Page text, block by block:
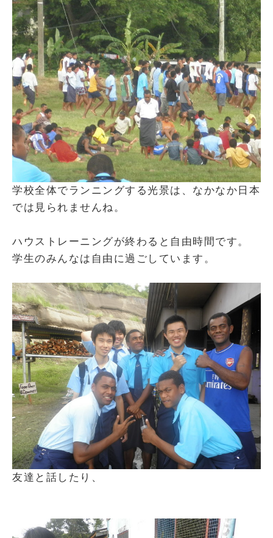
学校全体でランニングする光景は、なかなか日本
では見られませんね。
ハウストレーニングが終わると自由時間です。
学生のみんなは自由に過ごしています。
友達と話したり、